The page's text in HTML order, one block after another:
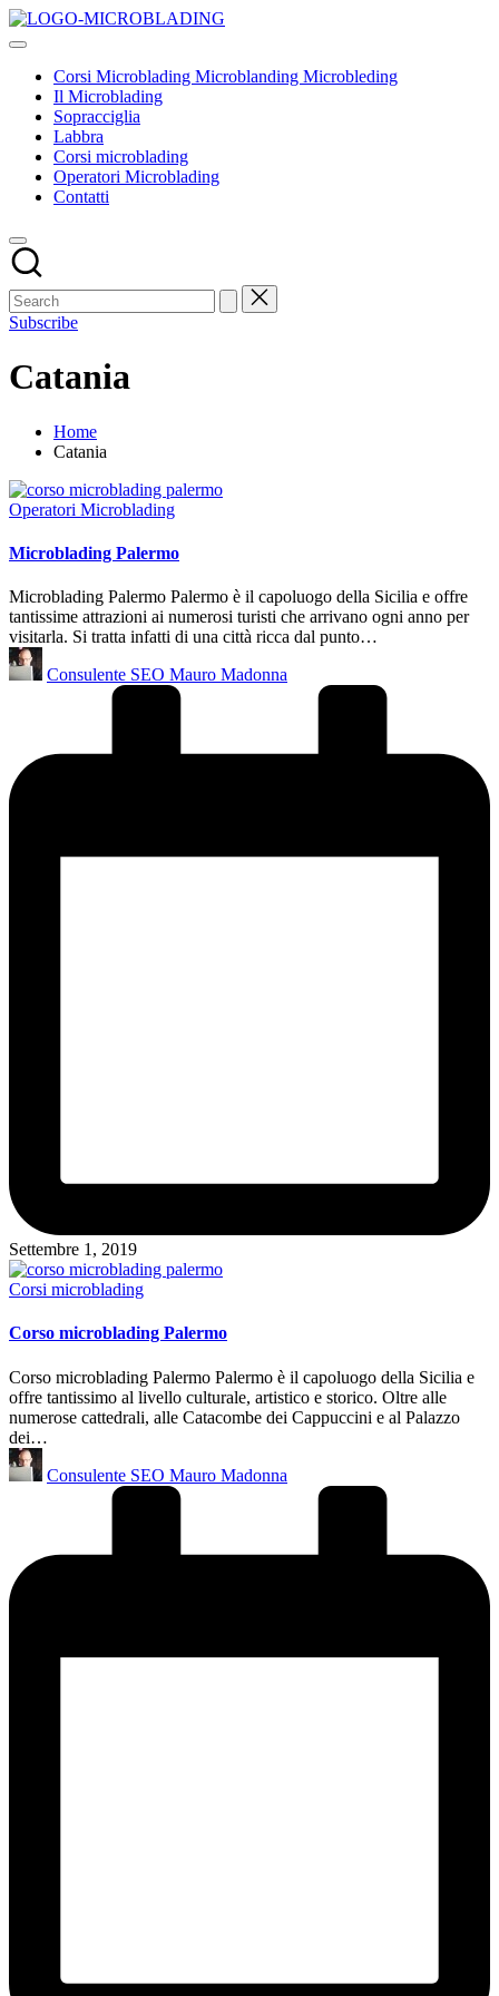
Skip
to
Microbleding
Tecniche
insegnamenti
base
Corsi Microblading Microblanding Microbleding
Il Microblading
Sopracciglia
Labbra
Corsi microblading
Operatori Microblading
Contatti
Subscribe
Catania
Home
Catania
Posted
Operatori Microblading
Microblading Palermo
Microblading Palermo Palermo è il capoluogo della Sicilia e offre
tantissime attrazioni ai numerosi turisti che arrivano ogni anno per
visitarla. Si tratta infatti di una città ricca dal punto…
Posted
by
Consulente SEO Mauro Madonna
Settembre 1, 2019
Posted
Corsi microblading
Corso microblading Palermo
Corso microblading Palermo Palermo è il capoluogo della Sicilia e
offre tantissimo al livello culturale, artistico e storico. Oltre alle
numerose cattedrali, alle Catacombe dei Cappuccini e al Palazzo
dei…
Posted
by
Consulente SEO Mauro Madonna